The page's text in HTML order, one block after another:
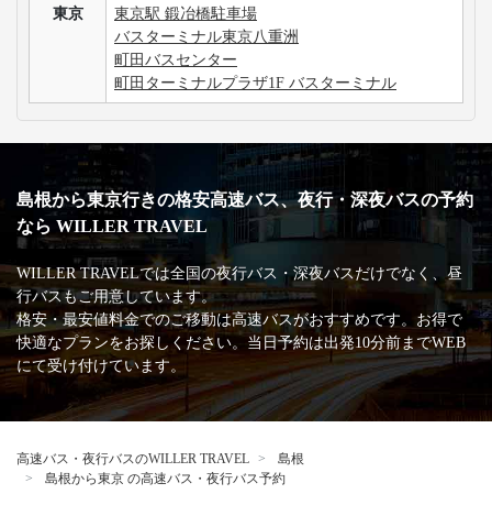
東京
東京駅 鍛冶橋駐車場
バスターミナル東京八重洲
町田バスセンター
町田ターミナルプラザ1F バスターミナル
島根から東京行きの格安高速バス、夜行・深夜バスの予約
なら WILLER TRAVEL
WILLER TRAVELでは全国の夜行バス・深夜バスだけでなく、昼
行バスもご用意しています。
格安・最安値料金でのご移動は高速バスがおすすめです。お得で
快適なプランをお探しください。当日予約は出発10分前までWEB
にて受け付けています。
高速バス・夜行バスのWILLER TRAVEL
島根
島根から東京 の高速バス・夜行バス予約